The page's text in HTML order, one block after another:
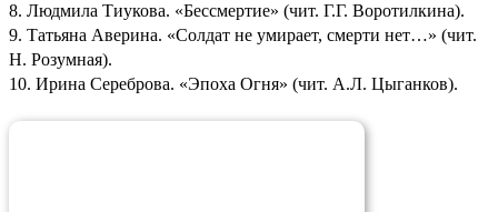
8. Людмила Тиукова. «Бессмертие» (чит. Г.Г. Воротилкина).
9. Татьяна Аверина. «Солдат не умирает, смерти нет…» (чит.
Н. Розумная).
10. Ирина Сереброва. «Эпоха Огня» (чит. А.Л. Цыганков).